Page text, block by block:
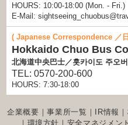
HOURS: 10:00-18:00 (Mon. - Fri.)
E-Mail:
( Japanese Correspondence ／
Hokkaido Chuo Bus
北海道中央巴士／홋카이도 주오
TEL: 0570-200-600
HOURS: 7:30-18:00
企業概要 ｜事業所一覧 ｜ IR情報 ｜
｜ 環境方針 ｜ 安全マネジメント